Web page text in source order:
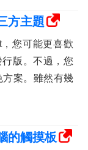
方主題
您可能更喜歡
版。不過，您
案。雖然有幾
的觸摸板